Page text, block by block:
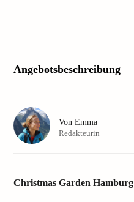
Angebotsbeschreibung
Christmas Garden Hamburg
Von Emma
Redakteurin